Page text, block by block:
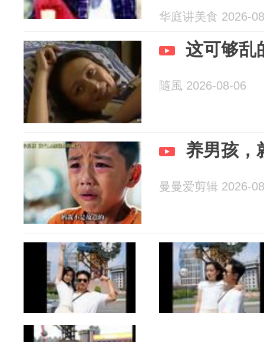
华庭讲美食 2026-
这可够乱
隨風 2026-08-06
养男孩，
曼曼爱剪辑 2026-